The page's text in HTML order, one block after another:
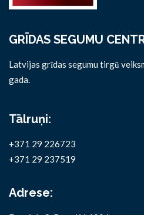
GRĪDAS SEGUMU
Latvijas grīdas segumu tirgū
gada.
Tālruņi:
+371 29 226723
+371 29 237519
Adrese: